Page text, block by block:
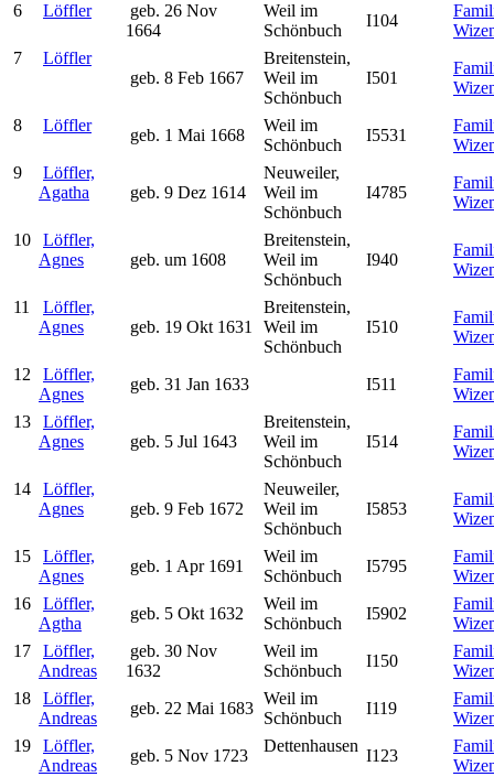
6
Löffler
geb. 26 Nov
1664
Weil im
Schönbuch
I104
7
Löffler
geb. 8 Feb 1667
Breitenstein,
Weil im
Schönbuch
I501
8
Löffler
geb. 1 Mai 1668
Weil im
Schönbuch
I5531
9
Löffler,
Agatha
geb. 9 Dez 1614
Neuweiler,
Weil im
Schönbuch
I4785
10
Löffler,
Agnes
geb. um 1608
Breitenstein,
Weil im
Schönbuch
I940
11
Löffler,
Agnes
geb. 19 Okt 1631
Breitenstein,
Weil im
Schönbuch
I510
12
Löffler,
Agnes
geb. 31 Jan 1633 I511
13
Löffler,
Agnes
geb. 5 Jul 1643
Breitenstein,
Weil im
Schönbuch
I514
14
Löffler,
Agnes
geb. 9 Feb 1672
Neuweiler,
Weil im
Schönbuch
I5853
15
Löffler,
Agnes
geb. 1 Apr 1691
Weil im
Schönbuch
I5795
16
Löffler,
Agtha
geb. 5 Okt 1632
Weil im
Schönbuch
I5902
17
Löffler,
Andreas
geb. 30 Nov
1632
Weil im
Schönbuch
I150
18
Löffler,
Andreas
geb. 22 Mai 1683
Weil im
Schönbuch
I119
19
Löffler,
Andreas
geb. 5 Nov 1723
Dettenhausen
I123